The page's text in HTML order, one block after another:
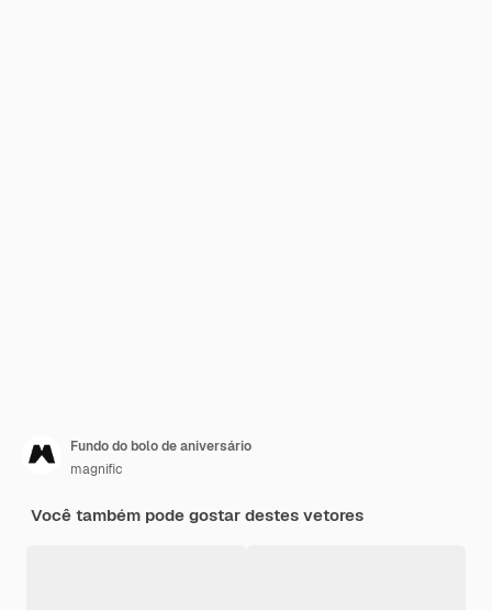
Fundo do bolo de aniversário
magnific
Você também pode gostar destes vetores